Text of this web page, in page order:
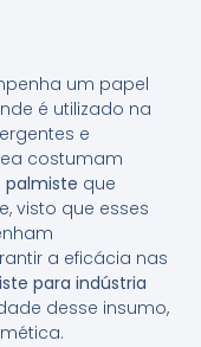
um papel
é utilizado na
e
costumam
palmiste que
visto que esses
a eficácia nas
para indústria
desse insumo,